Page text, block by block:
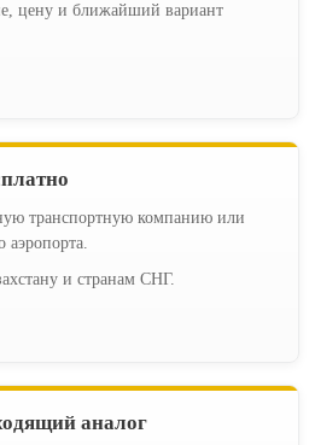
цену и ближайший вариант
транспортную компанию или
аэропорта.
и странам СНГ.
аналог